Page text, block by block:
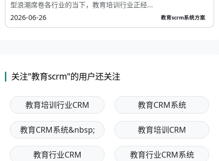
型浪潮席卷各行业的当下，教育培训行业正经...
2026-06-26
教育scrm系统方案
关注"教育scrm"的用户还关注
教育培训行业CRM 教育CRM系统
教育CRM系统&nbsp; 教育培训CRM
教育行业CRM 教育行业CRM系统